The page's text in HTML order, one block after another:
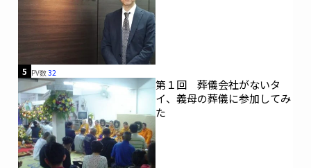
5 PV数32
第１回 葬儀会社がないタ
イ、義母の葬儀に参加してみ
た